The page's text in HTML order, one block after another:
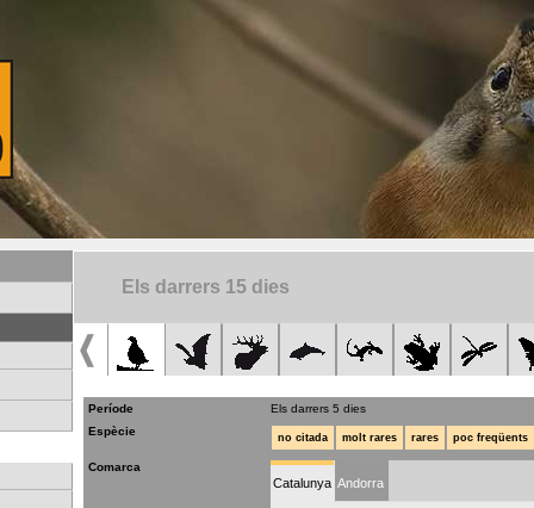
Els darrers 15 dies
Període
Els darrers 5 dies
Espècie
no citada molt rares rares poc freqüents
Comarca
Catalunya Andorra